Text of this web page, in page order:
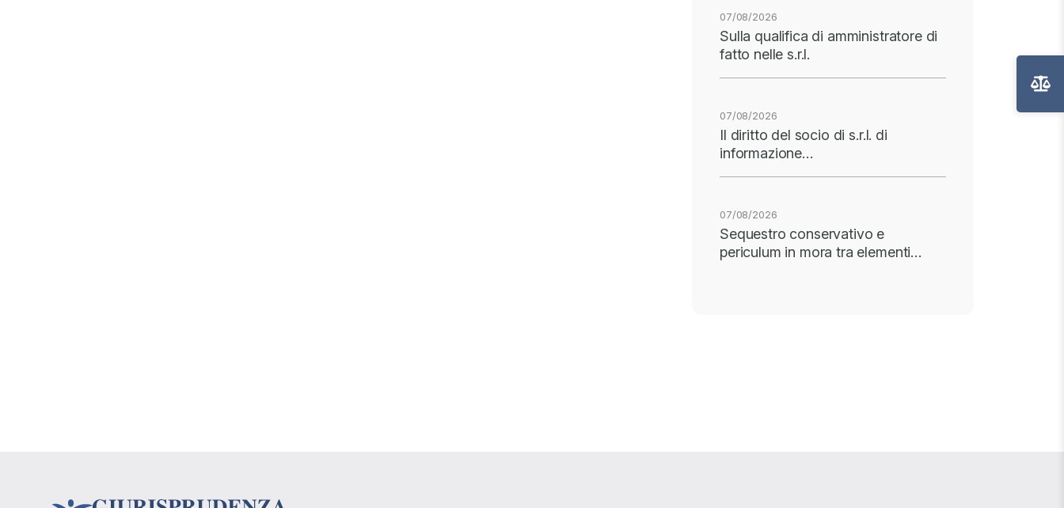
07/08/2026
Sulla qualifica di amministratore di
fatto nelle s.r.l.
07/08/2026
Il diritto del socio di s.r.l. di
informazione…
07/08/2026
Sequestro conservativo e
periculum in mora tra elementi…